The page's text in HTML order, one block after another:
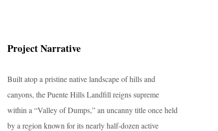
Project Narrative
Built atop a pristine native landscape of hills and
canyons, the Puente Hills Landfill reigns supreme
within a “Valley of Dumps,” an uncanny title once held
by a region known for its nearly half-dozen active